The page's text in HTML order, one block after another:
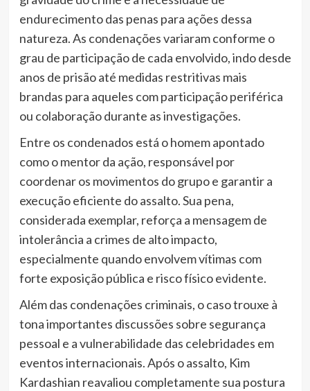
endurecimento das penas para ações dessa
natureza. As condenações variaram conforme o
grau de participação de cada envolvido, indo desde
anos de prisão até medidas restritivas mais
brandas para aqueles com participação periférica
ou colaboração durante as investigações.
Entre os condenados está o homem apontado
como o mentor da ação, responsável por
coordenar os movimentos do grupo e garantir a
execução eficiente do assalto. Sua pena,
considerada exemplar, reforça a mensagem de
intolerância a crimes de alto impacto,
especialmente quando envolvem vítimas com
forte exposição pública e risco físico evidente.
Além das condenações criminais, o caso trouxe à
tona importantes discussões sobre segurança
pessoal e a vulnerabilidade das celebridades em
eventos internacionais. Após o assalto, Kim
Kardashian reavaliou completamente sua postura